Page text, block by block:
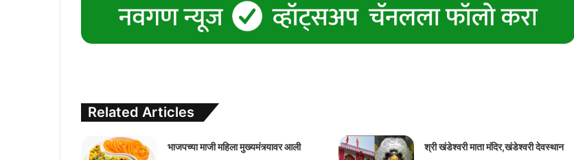
Related Articles
भाजपच्या माजी महिला मुख्यमंत्र्यावर आली
श्री खंडेश्वरी माता मंदिर,खंडेश्वरी देवस्थान